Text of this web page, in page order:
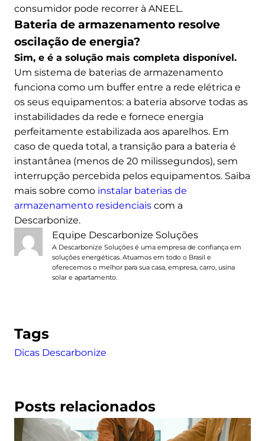
consumidor pode recorrer à ANEEL.
Bateria de armazenamento resolve
oscilação de energia?
Sim, e é a solução mais completa disponível.
Um sistema de baterias de armazenamento
funciona como um buffer entre a rede elétrica e
os seus equipamentos: a bateria absorve todas as
instabilidades da rede e fornece energia
perfeitamente estabilizada aos aparelhos. Em
caso de queda total, a transição para a bateria é
instantânea (menos de 20 milissegundos), sem
interrupção percebida pelos equipamentos. Saiba
mais sobre como instalar baterias de
armazenamento residenciais com a
Descarbonize.
Equipe Descarbonize Soluções
A Descarbonize Soluções é uma empresa de confiança em
soluções energéticas. Atuamos em todo o Brasil e
oferecemos o melhor para sua casa, empresa, carro, usina
solar e apartamento.
Tags
Dicas Descarbonize
Posts relacionados